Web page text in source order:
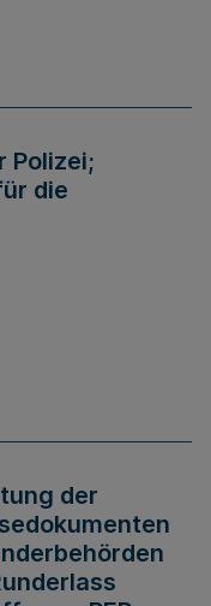
Polizei;
die
der